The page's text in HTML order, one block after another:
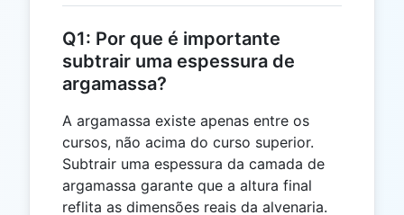
Q1: Por que é importante
subtrair uma espessura de
argamassa?
A argamassa existe apenas entre os
cursos, não acima do curso superior.
Subtrair uma espessura da camada de
argamassa garante que a altura final
reflita as dimensões reais da alvenaria.